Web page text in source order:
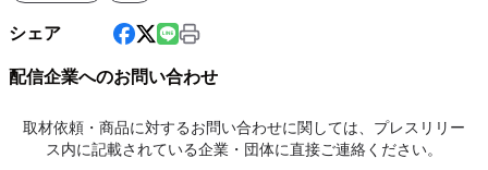
シェア
配信企業へのお問い合わせ
取材依頼・商品に対するお問い合わせに関しては、プレスリリー
ス内に記載されている企業・団体に直接ご連絡ください。